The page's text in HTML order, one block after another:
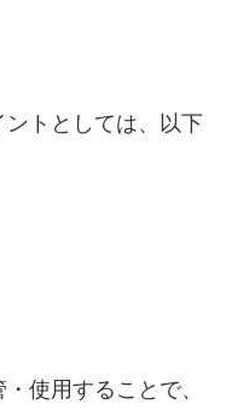
トとしては、以下
使用することで、